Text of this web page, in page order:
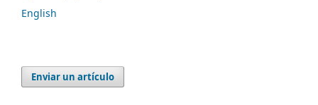
English
Enviar un artículo